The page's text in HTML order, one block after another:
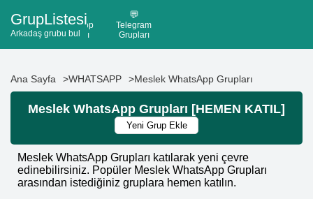
GrupListesi
Arkadaş grubu bul
💬
WhatsApp
Grupları
💬
Telegram
Grupları
Ana Sayfa WHATSAPP Meslek WhatsApp Grupları
Meslek WhatsApp Grupları [HEMEN KATIL]
Yeni Grup Ekle
Meslek WhatsApp Grupları katılarak yeni çevre
edinebilirsiniz. Popüler Meslek WhatsApp Grupları
arasından istediğiniz gruplara hemen katılın.